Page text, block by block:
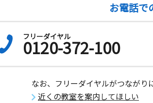
町東 １０１
鈴谷小西教室
0歳～高校生
お電話で
フリーダイヤル
0120-372-100
なお、フリーダイヤルがつながり
近くの教室を案内してほしい